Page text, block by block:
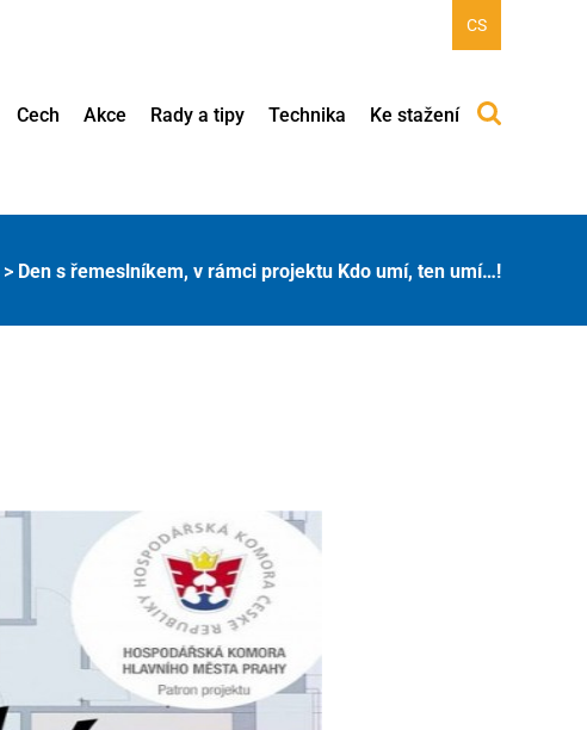
CS
Cech Akce Rady a tipy Technika Ke stažení
> Den s řemeslníkem, v rámci projektu Kdo umí, ten umí…!